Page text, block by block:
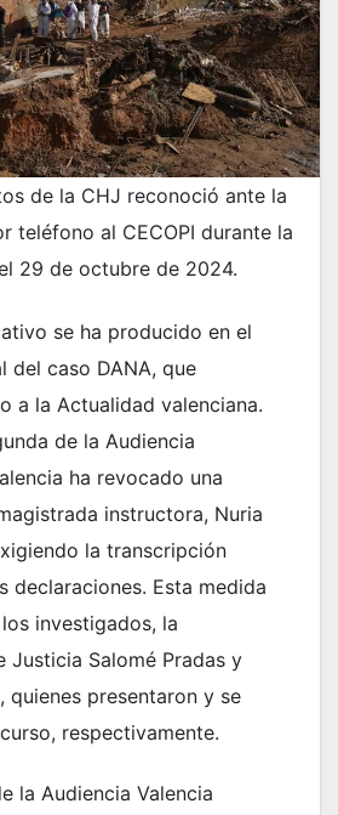
de la CHJ reconoció ante la
teléfono al CECOPI durante la
29 de octubre de 2024.
se ha producido en el
del caso DANA, que
a la Actualidad valenciana.
de la Audiencia
ha revocado una
instructora, Nuria
la transcripción
declaraciones. Esta medida
investigados, la
Justicia Salomé Pradas y
quienes presentaron y se
respectivamente.
la Audiencia Valencia